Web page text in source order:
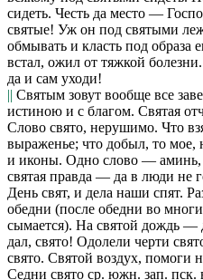
сидеть. Честь да место —
святые! Уж он под святыми
обмывать и класть под образа
встал, ожил от тяжкой болезни.
да и сам уходи!
|| Святым зовут вообще все
истиною и с благом. Святая
Слово свято, нерушимо. Что
выраженье; что добыл, то мое,
и иконы. Одно слово — аминь,
святая правда — да в люди не
День свят, и дела наши спят.
обедни (после обедни во
сымается). На святой дождь —
дал, свято! Одолели черти
свято. Святой воздух, помоги
Седни свято ср. южн. зап. пск.